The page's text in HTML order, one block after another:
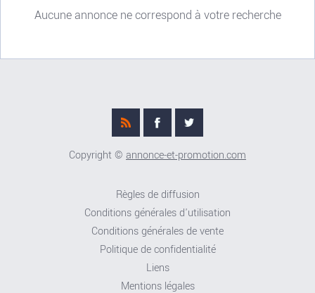
Aucune annonce ne correspond à votre recherche
Copyright © annonce-et-promotion.com
Règles de diffusion
Conditions générales d'utilisation
Conditions générales de vente
Politique de confidentialité
Liens
Mentions légales